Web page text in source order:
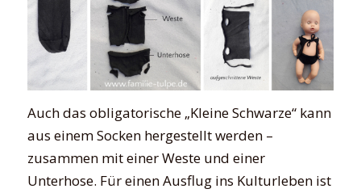
Auch das obligatorische „Kleine Schwarze“ kann
aus einem Socken hergestellt werden –
zusammen mit einer Weste und einer
Unterhose. Für einen Ausflug ins Kulturleben ist